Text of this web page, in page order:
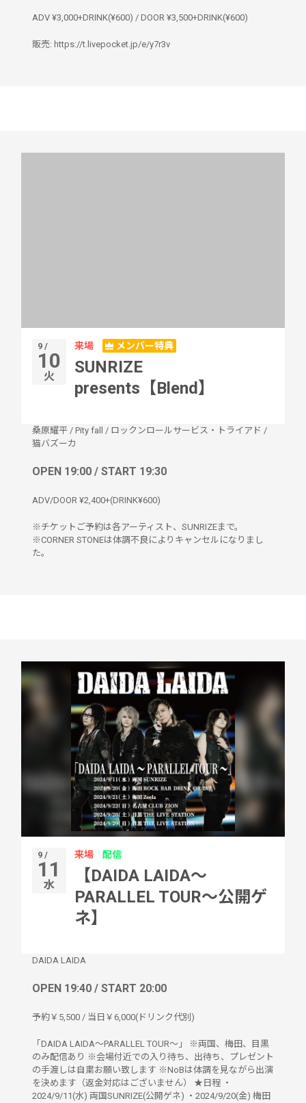
ADV ¥3,000+DRINK(¥600) / DOOR ¥3,500+DRINK(¥600)
販売: https://t.livepocket.jp/e/y7r3v
9 /
10
火
来場 メンバー特典
SUNRIZE
presents【Blend】
桑原耀平 / Pity fall / ロックンロールサービス・トライアド /
猫バズーカ
OPEN 19:00 / START 19:30
ADV/DOOR ¥2,400+(DRINK¥600)
※チケットご予約は各アーティスト、SUNRIZEまで。
※CORNER STONEは体調不良によりキャンセルになりまし
た。
9 /
11
水
来場 配信
【DAIDA LAIDA～
PARALLEL TOUR～公開ゲ
ネ】
DAIDA LAIDA
OPEN 19:40 / START 20:00
予約￥5,500 / 当日￥6,000(ドリンク代別)
「DAIDA LAIDA～PARALLEL TOUR～」 ※両国、梅田、目黒
のみ配信あり ※会場付近での入り待ち、出待ち、プレゼント
の手渡しは自粛お願い致します ※NoBは体調を見ながら出演
を決めます（返金対応はございません） ★日程 ・
2024/9/11(水) 両国SUNRIZE(公開ゲネ) ・2024/9/20(金) 梅田